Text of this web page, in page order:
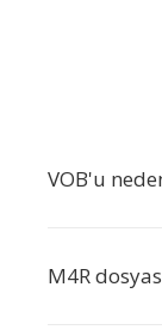
VOB'u
M4R